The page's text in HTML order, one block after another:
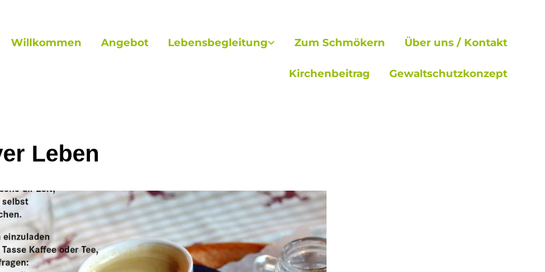
Willkommen Angebot Lebensbegleitung Zum Schmökern Über uns / Kontakt
Kirchenbeitrag Gewaltschutzkonzept
Leben